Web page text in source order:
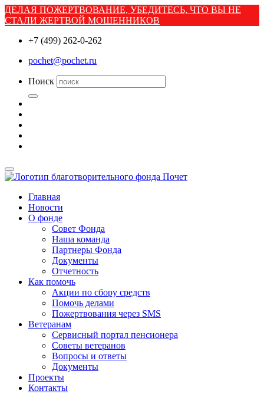
ДЕЛАЯ ПОЖЕРТВОВАНИЕ, УБЕДИТЕСЬ, ЧТО ВЫ НЕ
СТАЛИ ЖЕРТВОЙ МОШЕННИКОВ
+7 (499) 262-0-262
pochet@pochet.ru
Поиск
Главная
Новости
О фонде
Совет Фонда
Наша команда
Партнеры Фонда
Документы
Отчетность
Как помочь
Акции по сбору средств
Помочь делами
Пожертвования через SMS
Ветеранам
Сервисный портал пенсионера
Советы ветеранов
Вопросы и ответы
Документы
Проекты
Контакты